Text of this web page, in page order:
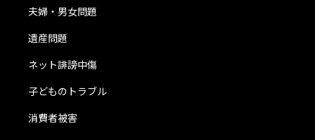
夫婦・男女問題
遺産問題
ネット誹謗中傷
子どものトラブル
消費者被害